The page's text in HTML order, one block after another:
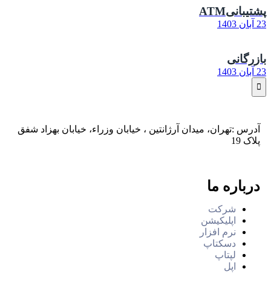
پشتیبانیATM
23 آبان 1403
بازرگانی
23 آبان 1403
آدرس :تهران، میدان آرژانتین ، خیابان وزراء، خیابان بهزاد شفق
پلاک 19
درباره ما
شرکت
اپلیکیشن
نرم افزار
دسکتاپ
لپتاپ
اپل